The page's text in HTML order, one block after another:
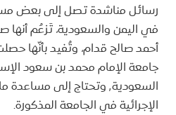
رسائل مناشدة تصل إلى بعض
في اليمن والسعودية، تَزعُم أنها
أحمد صالح قدام، وتُفيد بأنّها
جامعة الإمام محمد بن سعود
السعودية٬ وتحتاج إلى
الإجرائية في الجامعة المذكورة.